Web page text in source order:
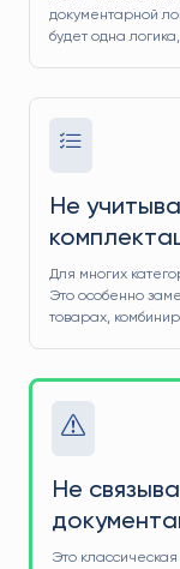
документарной
будет одна
Не
Для многих
Это особенно
товарах,
Не
Это